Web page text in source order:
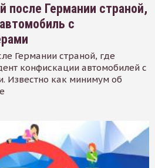
после Германии страной,
с
Германии страной, где
конфискации автомобилей с
Известно как минимум об